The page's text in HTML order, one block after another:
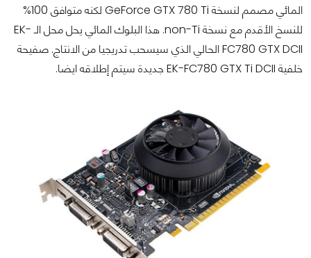
المائي مصمم لنسخة GeForce GTX 780 Ti لكنه متوافق 100%
للنسخ الأقدم مع نسخة non-Ti. هذا البلوك المائي يحل محل الـ EK-
FC780 GTX DCII الحالي الذي سيسحب تدريجيا من الانتاج. صفيحة
خلفية EK-FC780 GTX Ti DCII جديدة سيتم إطلاقه ايضا.